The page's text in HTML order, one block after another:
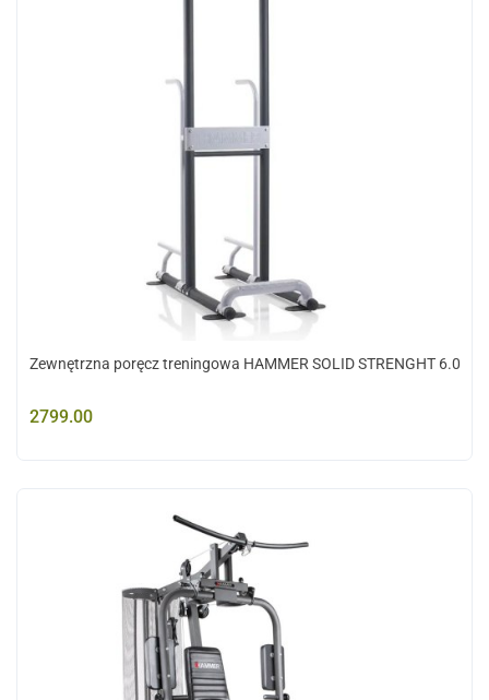
Zewnętrzna poręcz treningowa HAMMER SOLID STRENGHT 6.0
2799.00